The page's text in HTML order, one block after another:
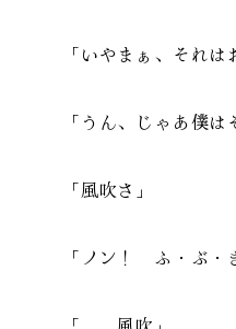
「いやまぁ、それは
「うん、じゃあ僕
「風吹さ」
「ノン！ ふ・ぶ・